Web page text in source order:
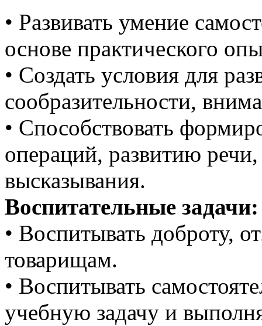
• Развивать умение
основе практического
• Создать условия для
сообразительности,
• Способствовать
операций, развитию
высказывания.
Воспитательные задачи:
• Воспитывать доброту,
товарищам.
• Воспитывать
учебную задачу и